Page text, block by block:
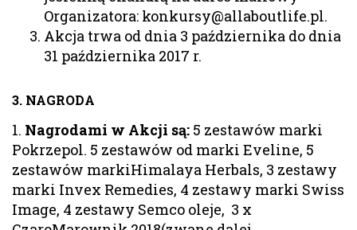
Organizatora: konkursy@allaboutlife.pl.
Akcja trwa od dnia 3 października do dnia
31 października 2017 r.
3. NAGRODA
1. Nagrodami w Akcji są: 5 zestawów marki
Pokrzepol. 5 zestawów od marki Eveline, 5
zestawów markiHimalaya Herbals, 3 zestawy
marki Invex Remedies, 4 zestawy marki Swiss
Image, 4 zestawy Semco oleje, 3 x